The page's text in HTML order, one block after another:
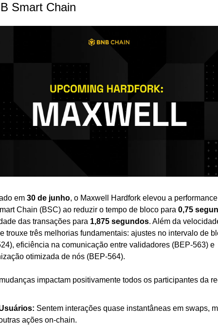
Smart Chain
em 30 de junho, o Maxwell Hardfork elevou a
Chain (BSC) ao reduzir o tempo de bloco para 0,75
das transações para 1,875 segundos. Além da
trouxe três melhorias fundamentais: ajustes no intervalo de
eficiência na comunicação entre validadores (BEP-563) e
otimizada de nós (BEP-564).
impactam positivamente todos os participantes da
Sentem interações quase instantâneas em swaps,
ações on-chain.